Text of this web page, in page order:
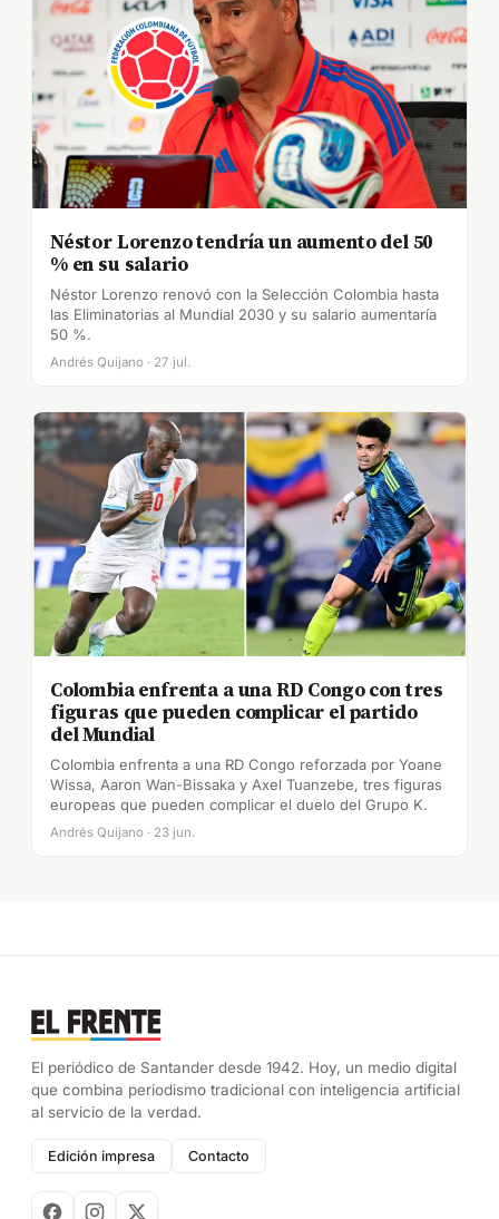
Néstor Lorenzo tendría un aumento del 50
% en su salario
Néstor Lorenzo renovó con la Selección Colombia hasta
las Eliminatorias al Mundial 2030 y su salario aumentaría
50 %.
Andrés Quijano · 27 jul.
Colombia enfrenta a una RD Congo con tres
figuras que pueden complicar el partido
del Mundial
Colombia enfrenta a una RD Congo reforzada por Yoane
Wissa, Aaron Wan-Bissaka y Axel Tuanzebe, tres figuras
europeas que pueden complicar el duelo del Grupo K.
Andrés Quijano · 23 jun.
El periódico de Santander desde 1942. Hoy, un medio digital
que combina periodismo tradicional con inteligencia artificial
al servicio de la verdad.
Edición impresa Contacto